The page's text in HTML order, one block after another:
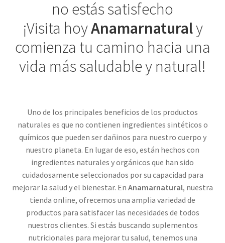
no estás satisfecho
¡Visita hoyAnamarnaturaly
comienza tu camino hacia una
vida más saludable y natural!
Uno de los principales beneficios de los productos
naturales es que no contienen ingredientes sintéticos o
químicos que pueden ser dañinos para nuestro cuerpo y
nuestro planeta. En lugar de eso, están hechos con
ingredientes naturales y orgánicos que han sido
cuidadosamente seleccionados por su capacidad para
mejorar la salud y el bienestar. En Anamarnatural, nuestra
tienda online, ofrecemos una amplia variedad de
productos para satisfacer las necesidades de todos
nuestros clientes. Si estás buscando suplementos
nutricionales para mejorar tu salud, tenemos una